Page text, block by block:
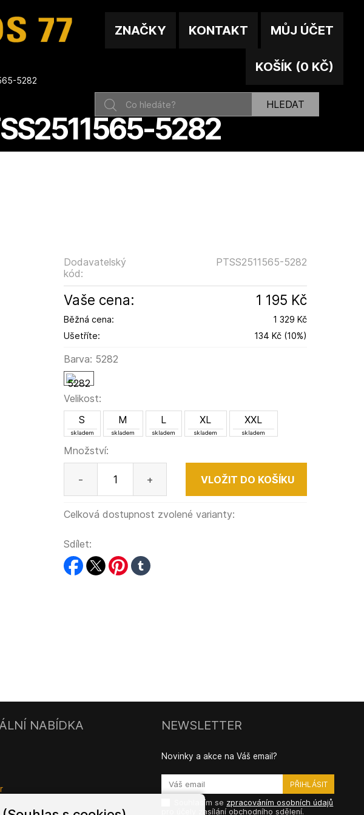
5282
Dodavatelský
kód:
PTSS2511565-5282
Vaše cena: 1 195 Kč
Běžná cena:
1 329 Kč
Ušetříte:
134 Kč (10%)
Barva: 5282
Velikost:
S
skladem
M
skladem
L
skladem
XL
skladem
XXL
skladem
Množství:
- +
Celková dostupnost zvolené varianty:
Sdílet:
facebook
twitterpinterest
tumblr
HLEDAT
ZNAČKY KONTAKT MŮJ ÚČET
KOŠÍK (0 KČ)
5282
NABÍDKA NEWSLETTER
Novinky a akce na Váš email?
Souhlasím se zpracováním osobních údajů
pro účely zasílání obchodního sdělení.